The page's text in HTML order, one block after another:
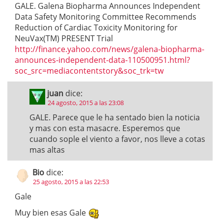
GALE. Galena Biopharma Announces Independent
Data Safety Monitoring Committee Recommends
Reduction of Cardiac Toxicity Monitoring for
NeuVax(TM) PRESENT Trial
http://finance.yahoo.com/news/galena-biopharma-
announces-independent-data-110500951.html?
soc_src=mediacontentstory&soc_trk=tw
juan dice:
24 agosto, 2015 a las 23:08
GALE. Parece que le ha sentado bien la noticia
y mas con esta masacre. Esperemos que
cuando sople el viento a favor, nos lleve a cotas
mas altas
Bio dice:
25 agosto, 2015 a las 22:53
Gale
Muy bien esas Gale